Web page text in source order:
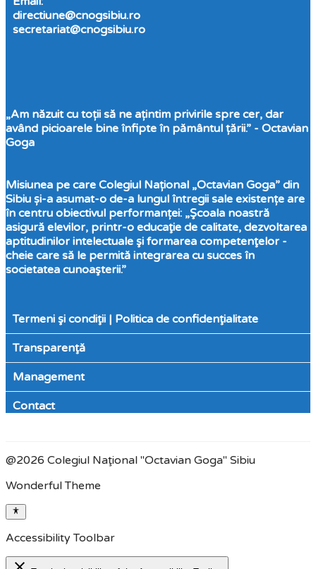
directiune@cnogsibiu.ro
secretariat@cnogsibiu.ro
„Am năzuit cu toții să ne ațintim privirile spre cer, dar
având picioarele bine înfipte în pământul țării.” - Octavian
Goga
Misiunea pe care Colegiul Național „Octavian Goga” din
Sibiu și-a asumat-o de-a lungul întregii sale existențe are
în centru obiectivul performanței: „Şcoala noastră
asigură elevilor, printr-o educaţie de calitate, dezvoltarea
aptitudinilor intelectuale şi formarea competenţelor -
cheie care să le permită integrarea cu succes în
societatea cunoaşterii.”
Termeni şi condiţii | Politica de confidenţialitate
Transparenţă
Management
Contact
@2026 Colegiul Naţional "Octavian Goga" Sibiu
Wonderful Theme
Accessibility Toolbar